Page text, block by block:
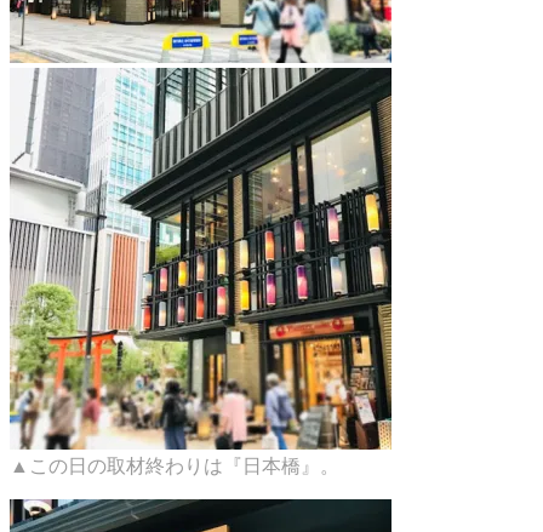
▲この日の取材終わりは『日本橋』。